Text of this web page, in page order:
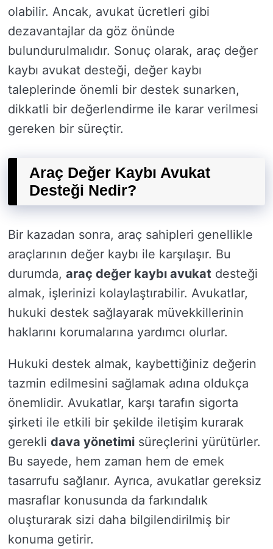
olabilir. Ancak, avukat ücretleri gibi
dezavantajlar da göz önünde
bulundurulmalıdır. Sonuç olarak, araç değer
kaybı avukat desteği, değer kaybı
taleplerinde önemli bir destek sunarken,
dikkatli bir değerlendirme ile karar verilmesi
gereken bir süreçtir.
Araç Değer Kaybı Avukat
Desteği Nedir?
Bir kazadan sonra, araç sahipleri genellikle
araçlarının değer kaybı ile karşılaşır. Bu
durumda, araç değer kaybı avukat desteği
almak, işlerinizi kolaylaştırabilir. Avukatlar,
hukuki destek sağlayarak müvekkillerinin
haklarını korumalarına yardımcı olurlar.
Hukuki destek almak, kaybettiğiniz değerin
tazmin edilmesini sağlamak adına oldukça
önemlidir. Avukatlar, karşı tarafın sigorta
şirketi ile etkili bir şekilde iletişim kurarak
gerekli dava yönetimi süreçlerini yürütürler.
Bu sayede, hem zaman hem de emek
tasarrufu sağlanır. Ayrıca, avukatlar gereksiz
masraflar konusunda da farkındalık
oluşturarak sizi daha bilgilendirilmiş bir
konuma getirir.